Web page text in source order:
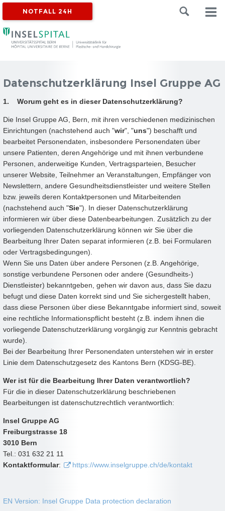
NOTFALL 24H
Datenschutzerklärung Insel Gruppe AG
1. Worum geht es in dieser Datenschutzerklärung?
Die Insel Gruppe AG, Bern, mit ihren verschiedenen medizinischen
Einrichtungen (nachstehend auch "wir", "uns") beschafft und
bearbeitet Personendaten, insbesondere Personendaten über
unsere Patienten, deren Angehörige und mit ihnen verbundene
Personen, anderweitige Kunden, Vertragsparteien, Besucher
unserer Website, Teilnehmer an Veranstaltungen, Empfänger von
Newslettern, andere Gesundheitsdienstleister und weitere Stellen
bzw. jeweils deren Kontaktpersonen und Mitarbeitenden
(nachstehend auch "Sie"). In dieser Datenschutzerklärung
informieren wir über diese Datenbearbeitungen. Zusätzlich zu der
vorliegenden Datenschutzerklärung können wir Sie über die
Bearbeitung Ihrer Daten separat informieren (z.B. bei Formularen
oder Vertragsbedingungen).
Wenn Sie uns Daten über andere Personen (z.B. Angehörige,
sonstige verbundene Personen oder andere (Gesundheits-)
Dienstleister) bekanntgeben, gehen wir davon aus, dass Sie dazu
befugt und diese Daten korrekt sind und Sie sichergestellt haben,
dass diese Personen über diese Bekanntgabe informiert sind, soweit
eine rechtliche Informationspflicht besteht (z.B. indem ihnen die
vorliegende Datenschutzerklärung vorgängig zur Kenntnis gebracht
wurde).
Bei der Bearbeitung Ihrer Personendaten unterstehen wir in erster
Linie dem Datenschutzgesetz des Kantons Bern (KDSG-BE).
Wer ist für die Bearbeitung Ihrer Daten verantwortlich?
Für die in dieser Datenschutzerklärung beschriebenen
Bearbeitungen ist datenschutzrechtlich verantwortlich:
Insel Gruppe AG
Freiburgstrasse 18
3010 Bern
Tel.: 031 632 21 11
Kontaktformular: https://www.inselgruppe.ch/de/kontakt
EN Version: Insel Gruppe Data protection declaration